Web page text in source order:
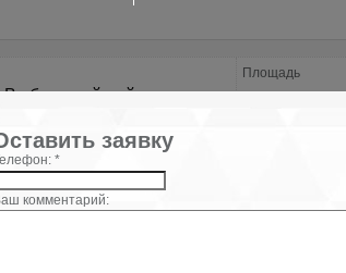
Выборгский район
Площадь
Площадь участка: 7.96 Га
Купить участок:
заявку
*
комментарий: